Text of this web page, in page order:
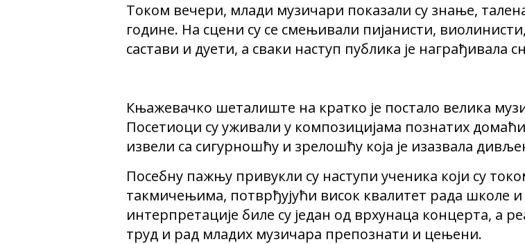
Током вечери, млади музичари показали су знање,
године. На сцени су се смењивали пијанисти,
састави и дуети, а сваки наступ публика је
Књажевачко шеталиште на кратко је постало велика
Посетиоци су уживали у композицијама познатих
извели са сигурношћу и зрелошћу која је изазвала
Посебну пажњу привукли су наступи ученика који су
такмичењима, потврђујући висок квалитет рада школе
интерпретације биле су један од врхунаца концерта, а
труд и рад младих музичара препознати и цењени.